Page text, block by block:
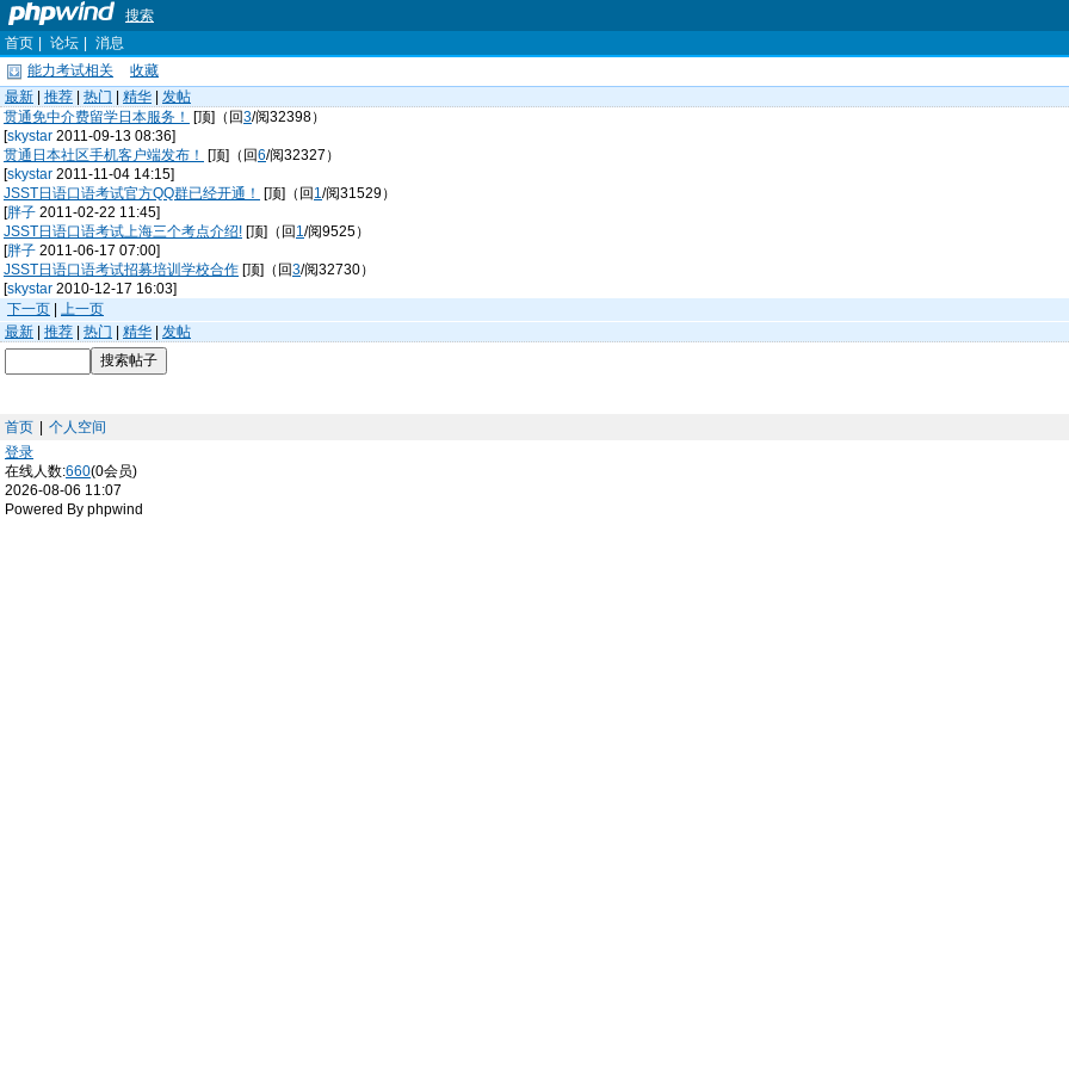
搜索
首页
论坛
消息
能力考试相关
收藏
最新
推荐 热门 精华
发帖
贯通免中介费留学日本服务！
[顶]（回3/阅32398）
[skystar 2011-09-13 08:36]
贯通日本社区手机客户端发布！
[顶]（回6/阅32327）
[skystar 2011-11-04 14:15]
JSST日语口语考试官方QQ群已经开通！
[顶]（回 1/阅31529）
[胖子 2011-02-22 11:45]
JSST日语口语考试上海三个考点介绍! [顶]（回 1/阅9525）
[胖子 2011-06-17 07:00]
JSST日语口语考试招募培训学校合作 [顶]（回3/阅32730）
[skystar 2010-12-17 16:03]
下一页
上一页
最新
推荐 热门 精华 发帖
首页
个人空间
登录
在线人数:660(0会员)
2026-08-06 11:07
Powered By phpwind